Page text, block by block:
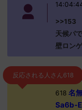
>>153
天候パ
壁ロン
反応される人さん618
618名
Sa6b-